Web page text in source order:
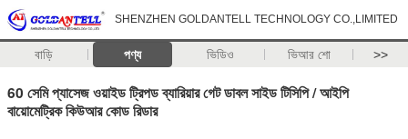
SHENZHEN GOLDANTELL TECHNOLOGY CO.,LIMITED
বাড়ি পণ্য ভিডিও ভিআর শো >>
60 সেমি প্যাসেজ ওয়াইড ট্রিপড ব্যারিয়ার গেট ডাবল সাইড টিসিপি / আইপি
বায়োমেট্রিক কিউআর কোড রিডার